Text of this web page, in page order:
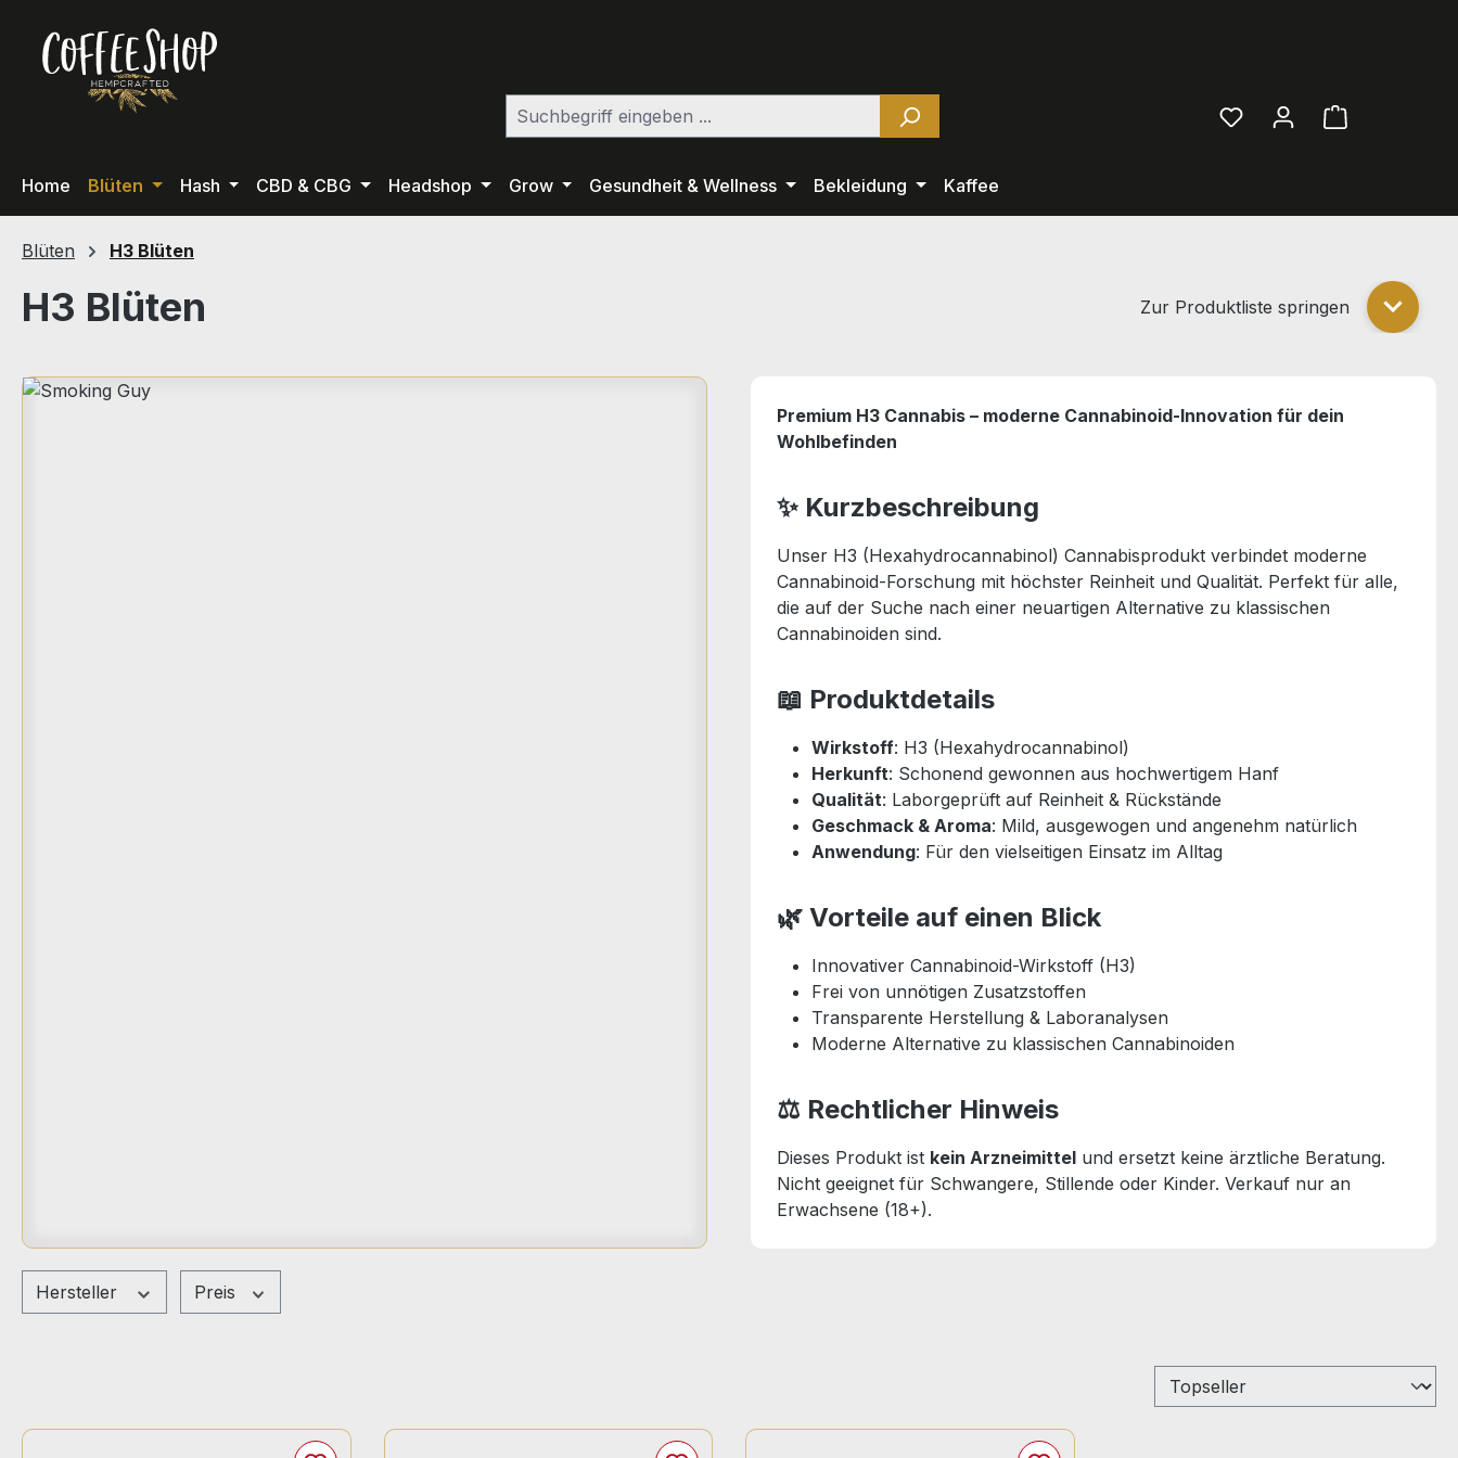
Hauptinhalt springen
Zur Suche springen
Zur Hauptnavigation springen
Home Blüten Hash CBD & CBG Headshop Grow Gesundheit & Wellness Bekleidung Kaffee
Blüten H3 Blüten
H3 Blüten Zur Produktliste springen
Zur
Premium H3 Cannabis – moderne Cannabinoid-Innovation für dein
Wohlbefinden
✨ Kurzbeschreibung
Unser H3 (Hexahydrocannabinol) Cannabisprodukt verbindet moderne
Cannabinoid-Forschung mit höchster Reinheit und Qualität. Perfekt für alle,
die auf der Suche nach einer neuartigen Alternative zu klassischen
Cannabinoiden sind.
📖 Produktdetails
Wirkstoff: H3 (Hexahydrocannabinol)
Herkunft: Schonend gewonnen aus hochwertigem Hanf
Qualität: Laborgeprüft auf Reinheit & Rückstände
Geschmack & Aroma: Mild, ausgewogen und angenehm natürlich
Anwendung: Für den vielseitigen Einsatz im Alltag
🌿 Vorteile auf einen Blick
Innovativer Cannabinoid-Wirkstoff (H3)
Frei von unnötigen Zusatzstoffen
Transparente Herstellung & Laboranalysen
Moderne Alternative zu klassischen Cannabinoiden
⚖️ Rechtlicher Hinweis
Dieses Produkt ist kein Arzneimittel und ersetzt keine ärztliche Beratung.
Nicht geeignet für Schwangere, Stillende oder Kinder. Verkauf nur an
Erwachsene (18+).
Hersteller Preis